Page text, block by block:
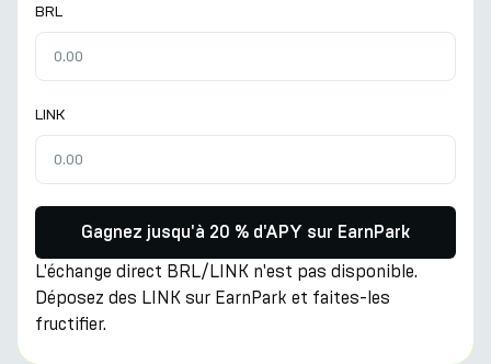
BRL
LINK
Gagnez jusqu'à 20 % d'APY sur EarnPark
L'échange direct BRL/LINK n'est pas disponible.
Déposez des LINK sur EarnPark et faites-les
fructifier.